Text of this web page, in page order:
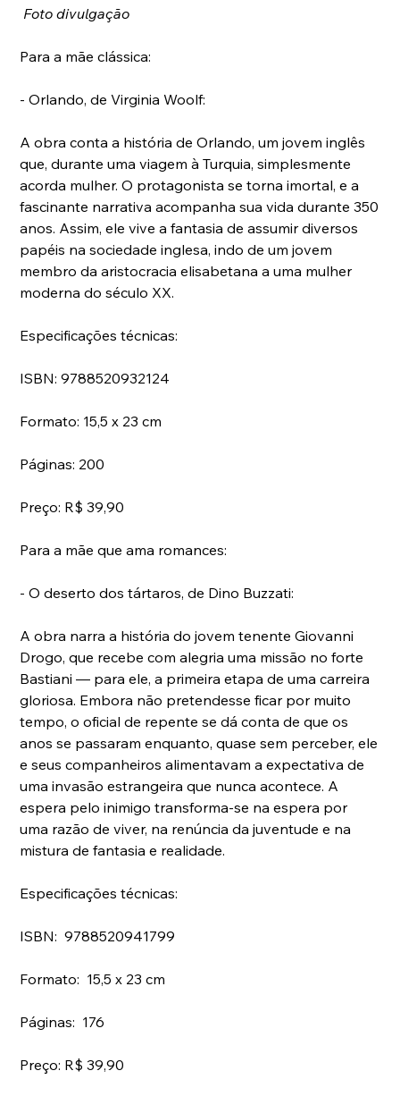
Foto divulgação
Para a mãe clássica:
- Orlando, de Virginia Woolf:
A obra conta a história de Orlando, um jovem inglês
que, durante uma viagem à Turquia, simplesmente
acorda mulher. O protagonista se torna imortal, e a
fascinante narrativa acompanha sua vida durante 350
anos. Assim, ele vive a fantasia de assumir diversos
papéis na sociedade inglesa, indo de um jovem
membro da aristocracia elisabetana a uma mulher
moderna do século XX.
Especificações técnicas:
ISBN: 9788520932124
Formato: 15,5 x 23 cm
Páginas: 200
Preço: R$ 39,90
Para a mãe que ama romances:
- O deserto dos tártaros, de Dino Buzzati:
A obra narra a história do jovem tenente Giovanni
Drogo, que recebe com alegria uma missão no forte
Bastiani — para ele, a primeira etapa de uma carreira
gloriosa. Embora não pretendesse ficar por muito
tempo, o oficial de repente se dá conta de que os
anos se passaram enquanto, quase sem perceber, ele
e seus companheiros alimentavam a expectativa de
uma invasão estrangeira que nunca acontece. A
espera pelo inimigo transforma-se na espera por
uma razão de viver, na renúncia da juventude e na
mistura de fantasia e realidade.
Especificações técnicas:
ISBN:  9788520941799
Formato:  15,5 x 23 cm
Páginas:  176
Preço: R$ 39,90